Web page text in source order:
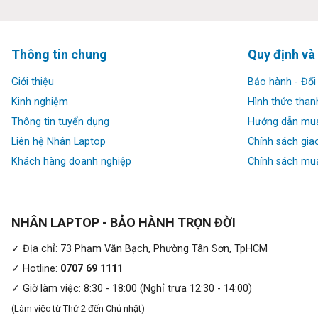
Đánh giá & hình ảnh hình ảnh thật
Thiết kế:
Dell Latitude 5420 là một trong những sản phẩm bền bỉ và
được độ cứng cáp của máy với bộ khung được làm bằng kim
kiểm tra về độ bền và khả năng chống chịu đến từ quân sự
Thông tin chung
Giới thiệu
Kinh nghiệm
Thông tin tuyển dụng
Liên hệ Nhân Laptop
Khách hàng doanh nghiệp
Quy định
Bảo hành -
Hình thức
Hướng dẫn
Chính sách
Chính sách
NHÂN LAPTOP - BẢO HÀNH TRỌN ĐỜI
✓ Địa chỉ: 73 Phạm Văn Bạch, Phường Tân Sơn, TpHCM
✓ Hotline: 0707 69 1111
✓ Giờ làm việc: 8:30 - 18:00 (Nghỉ trưa 12:30 - 14:00)
(Làm việc từ Thứ 2 đến Chủ nhật)